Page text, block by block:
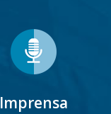
Imprensa